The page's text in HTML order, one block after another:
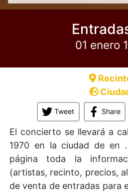
01 enero
Tweet Share
El concierto se llevará a
1970 en la ciudad de en
página toda la
(artistas, recinto, precios,
de venta de entradas para